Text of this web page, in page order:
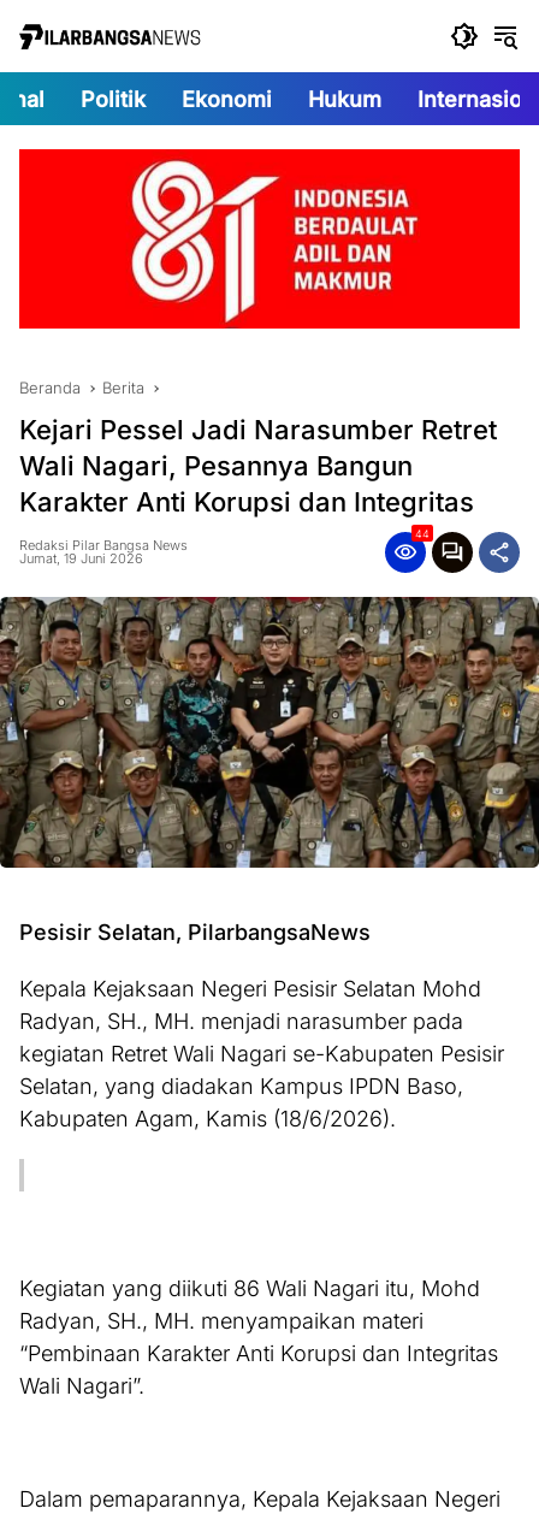
Politik Ekonomi Hukum
Beranda Berita
Kejari Pessel Jadi Narasumber Retret
Wali Nagari, Pesannya Bangun
Karakter Anti Korupsi dan Integritas
Redaksi Pilar Bangsa News
Jumat, 19 Juni 2026
44
Pesisir Selatan, PilarbangsaNews
Kepala Kejaksaan Negeri Pesisir Selatan Mohd
Radyan, SH., MH. menjadi narasumber pada
kegiatan Retret Wali Nagari se-Kabupaten Pesisir
Selatan, yang diadakan Kampus IPDN Baso,
Kabupaten Agam, Kamis (18/6/2026).
Kegiatan yang diikuti 86 Wali Nagari itu, Mohd
Radyan, SH., MH. menyampaikan materi
“Pembinaan Karakter Anti Korupsi dan Integritas
Wali Nagari”.
Dalam pemaparannya, Kepala Kejaksaan Negeri